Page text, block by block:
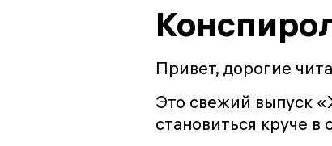
Привет, дорогие
Это свежий выпуск
становиться круче в